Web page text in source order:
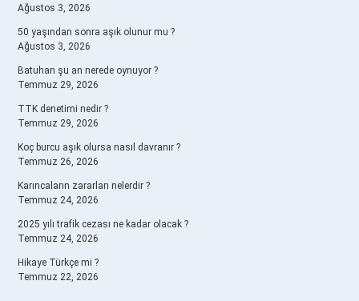
Ağustos 3, 2026
50 yaşından sonra aşık olunur mu ?
Ağustos 3, 2026
Batuhan şu an nerede oynuyor ?
Temmuz 29, 2026
TTK denetimi nedir ?
Temmuz 29, 2026
Koç burcu aşık olursa nasıl davranır ?
Temmuz 26, 2026
Karıncaların zararları nelerdir ?
Temmuz 24, 2026
2025 yılı trafik cezası ne kadar olacak ?
Temmuz 24, 2026
Hikaye Türkçe mi ?
Temmuz 22, 2026